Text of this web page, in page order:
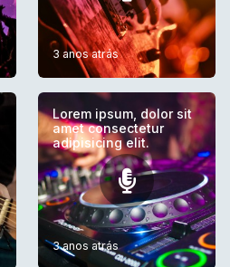
3 anos atrás
Lorem ipsum, dolor sit
amet consectetur
adipisicing elit.
3 anos atrás